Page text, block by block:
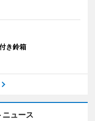
き鈴箱
ニュース